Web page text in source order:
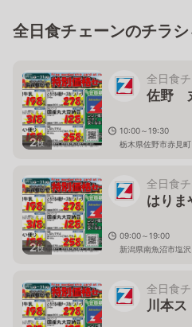
全日食チェーンのチラ
2枚
全日食
佐野
10:00～19:30
栃木県佐野市赤見
2枚
全日食
はり
09:00～19:00
新潟県南魚沼市塩
全日食
川本ス